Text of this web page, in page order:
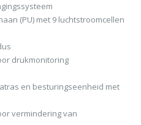
(PU) met 9 luchtstroomcellen
drukmonitoring
en besturingseenheid met
vermindering van